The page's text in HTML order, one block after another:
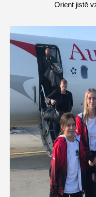
Orient jistě